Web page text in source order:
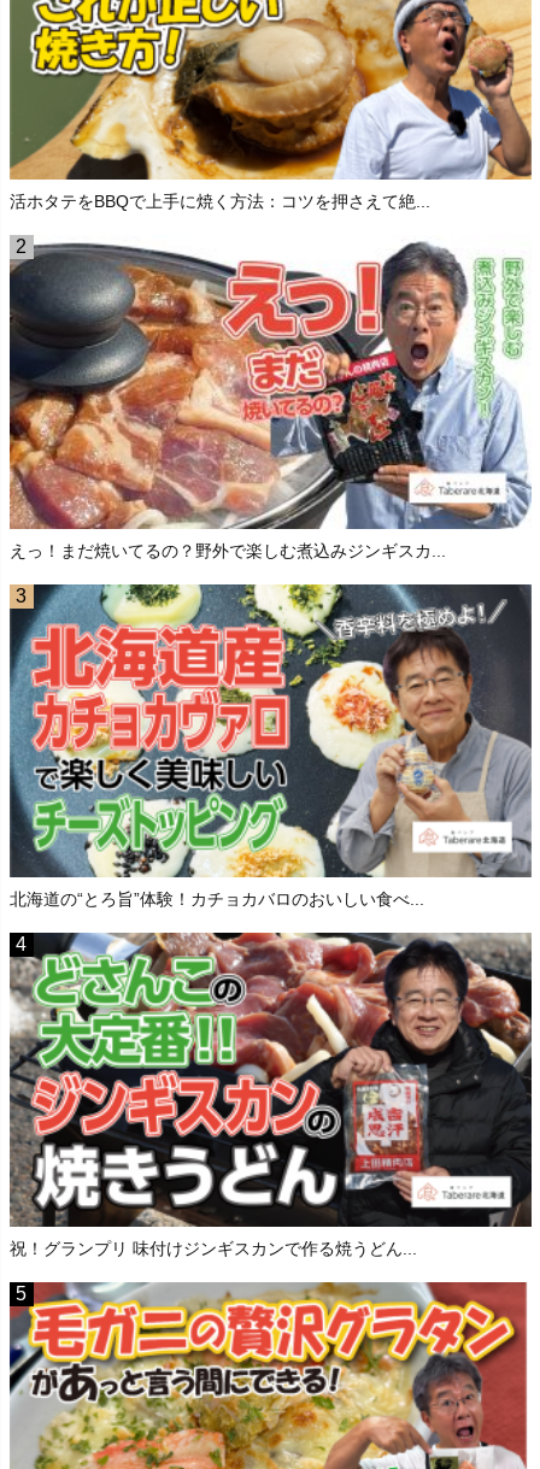
活ホタテをBBQで上手に焼く方法：コツを押さえて絶...
えっ！まだ焼いてるの？野外で楽しむ煮込みジンギスカ...
北海道の“とろ旨”体験！カチョカバロのおいしい食べ...
祝！グランプリ 味付けジンギスカンで作る焼うどん...